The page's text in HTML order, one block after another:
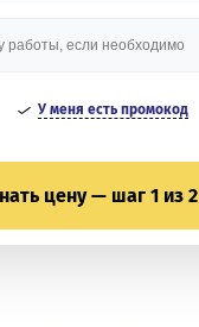
У меня есть промокод
цену — шаг 1 из 2